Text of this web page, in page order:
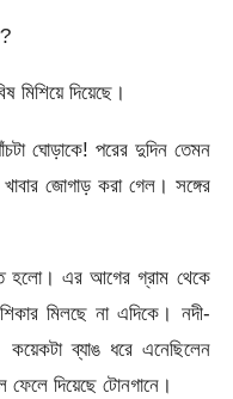
দিয়েছে।
ঘোড়াকে! পরের দুদিন তেমন
জোগাড় করা গেল। সঙ্গের
হলো। এর আগের গ্রাম থেকে
মিলছে না এদিকে। নদী-
ব্যাঙ ধরে এনেছিলেন
দিয়েছে টোনগানে।